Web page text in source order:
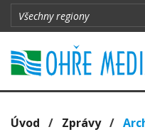
Úvod / Zprávy/